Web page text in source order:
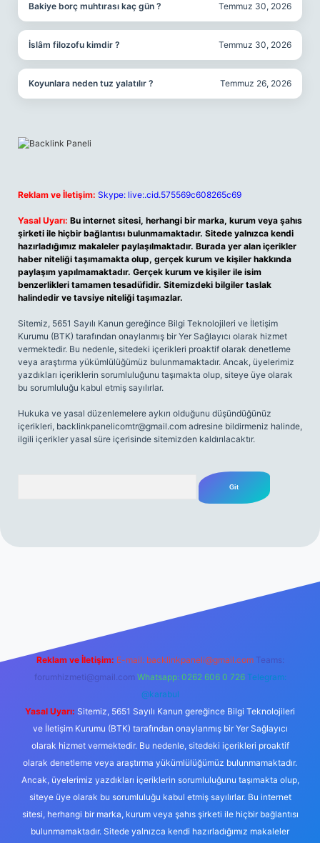
Bakiye borç muhtırası kaç gün ? Temmuz 30, 2026
İslâm filozofu kimdir ? Temmuz 30, 2026
Koyunlara neden tuz yalatılır ? Temmuz 26, 2026
Reklam ve İletişim: Skype: live:.cid.575569c608265c69
Yasal Uyarı: Bu internet sitesi, herhangi bir marka, kurum veya şahıs
şirketi ile hiçbir bağlantısı bulunmamaktadır. Sitede yalnızca kendi
hazırladığımız makaleler paylaşılmaktadır. Burada yer alan içerikler
haber niteliği taşımamakta olup, gerçek kurum ve kişiler hakkında
paylaşım yapılmamaktadır. Gerçek kurum ve kişiler ile isim
benzerlikleri tamamen tesadüfidir. Sitemizdeki bilgiler taslak
halindedir ve tavsiye niteliği taşımazlar.
Sitemiz, 5651 Sayılı Kanun gereğince Bilgi Teknolojileri ve İletişim
Kurumu (BTK) tarafından onaylanmış bir Yer Sağlayıcı olarak hizmet
vermektedir. Bu nedenle, sitedeki içerikleri proaktif olarak denetleme
veya araştırma yükümlülüğümüz bulunmamaktadır. Ancak, üyelerimiz
yazdıkları içeriklerin sorumluluğunu taşımakta olup, siteye üye olarak
bu sorumluluğu kabul etmiş sayılırlar.
Hukuka ve yasal düzenlemelere aykırı olduğunu düşündüğünüz
içerikleri, backlinkpanelicomtr@gmail.com adresine bildirmeniz halinde,
ilgili içerikler yasal süre içerisinde sitemizden kaldırılacaktır.
Reklam ve İletişim: E-mail: backlinkpaneli@gmail.com Teams:
forumhizmeti@gmail.com Whatsapp: 0262 606 0 726 Telegram:
@karabul
Yasal Uyarı: Sitemiz, 5651 Sayılı Kanun gereğince Bilgi Teknolojileri
ve İletişim Kurumu (BTK) tarafından onaylanmış bir Yer Sağlayıcı
olarak hizmet vermektedir. Bu nedenle, sitedeki içerikleri proaktif
olarak denetleme veya araştırma yükümlülüğümüz bulunmamaktadır.
Ancak, üyelerimiz yazdıkları içeriklerin sorumluluğunu taşımakta olup,
siteye üye olarak bu sorumluluğu kabul etmiş sayılırlar. Bu internet
sitesi, herhangi bir marka, kurum veya şahıs şirketi ile hiçbir bağlantısı
bulunmamaktadır. Sitede yalnızca kendi hazırladığımız makaleler